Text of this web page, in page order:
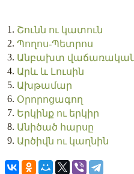
1. Շունն ու կատուն
2. Պողոս-Պետրոս
3. Անբախտ
4. Արև և Լուսին
5. Ախթամար
6. Օրորոցագող
7. Երկինք ու երկիր
8. Անիծած հարսը
9. Արծիվն ու կաղնին